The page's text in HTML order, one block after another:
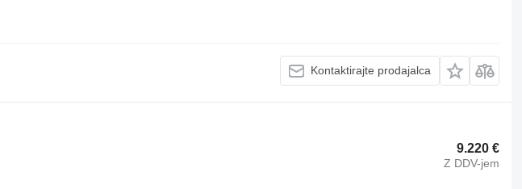
Kontaktirajte prodajalca
9.220 €
Z DDV-jem